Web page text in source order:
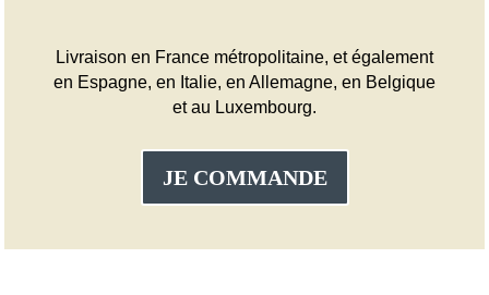
Livraison en France métropolitaine, et également
en Espagne, en Italie, en Allemagne, en Belgique
et au Luxembourg.
JE COMMANDE